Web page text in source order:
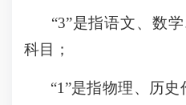
“3”是指语文、数
科目；
“1”是指物理、历